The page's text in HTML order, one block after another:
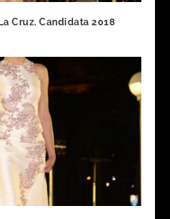
Cruz. Candidata 2018